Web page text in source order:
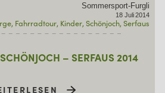
Sommersport-Furgli
18 Juli 2014
Fahrradtour Kinder Schönjoch Serfaus
– SERFAUS 2014